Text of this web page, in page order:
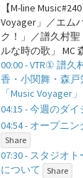
【M-line
Voyager」／エム
ク！」／譜久村
ルな時の歌」 MC
00:00 - VTR① 譜
香・小関舞・森
「Music Voyager」
04:15 - 今週のダイ
04:54 - オープニ
Share
07:30 - スタジオト
について
Share